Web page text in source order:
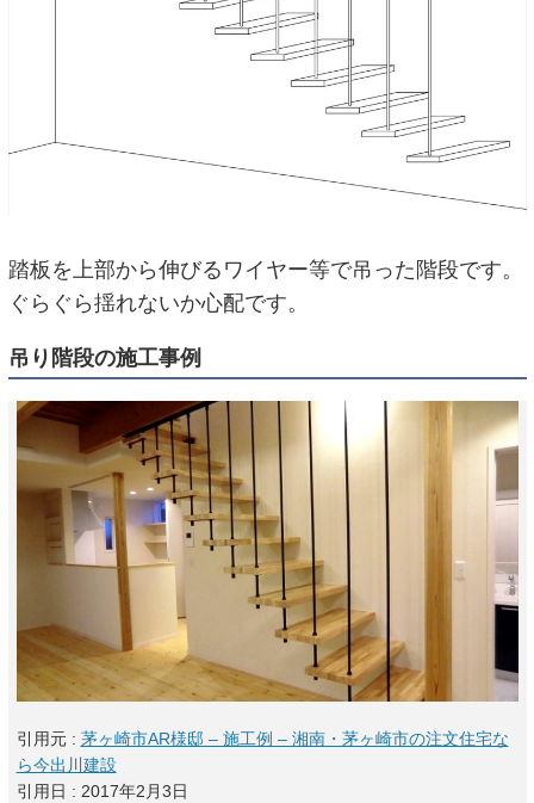
踏板を上部から伸びるワイヤー等で吊った階段です。
ぐらぐら揺れないか心配です。
吊り階段の施工事例
引用元 : 茅ヶ崎市AR様邸 – 施工例 – 湘南・茅ヶ崎市の注文住宅な
ら今出川建設
引用日 : 2017年2月3日